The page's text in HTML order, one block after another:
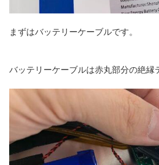
まずはバッテリーケーブルです。
バッテリーケーブルは赤丸部分の絶縁